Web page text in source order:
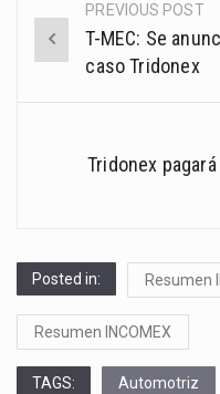
Post
navigation
PREVIOUS POST
T-MEC: Se
caso Tridonex
Tridonex
Posted in: Resumen
Resumen INCOMEX
TAGS: Automotriz